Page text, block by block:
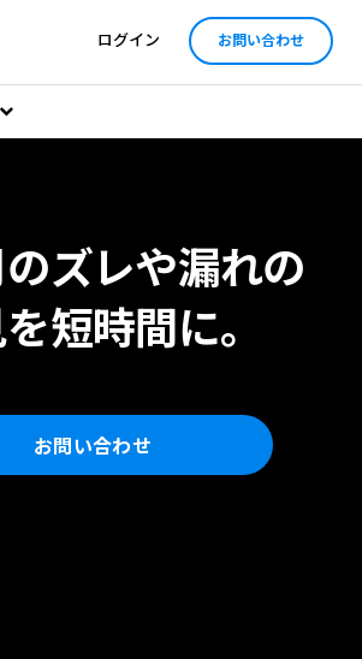
ログイン お問い合わせ
ズレや漏れの
短時間に。
お問い合わせ